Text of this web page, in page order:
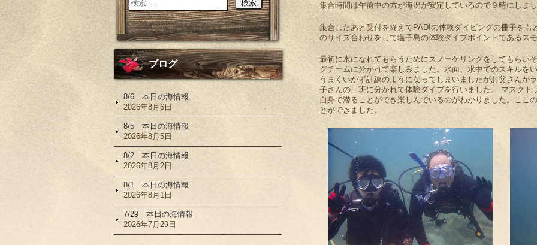
集合時間は午前中の方が海況が安定しているので９時にしま
集合したあと受付を終えてPADIの体験ダイビングの冊子を
のサイズ合わせをして塩子島の体験ダイブポイントであるス
最初に水になれてもらうためにスノーケリングをしてもらい
グチームに分かれて楽しみました。水面、水中でのスキルを
うまくいかず訓練のようになってしまいましたがお父さんが
子さんの二班に分かれて体験ダイブを行いました。 マスクト
自身で潜ることができ楽しんでいるのがわかりました。ここ
とができました。
ブログ
8/6 本日の海情報
2026年8月6日
8/5 本日の海情報
2026年8月5日
8/2 本日の海情報
2026年8月2日
8/1 本日の海情報
2026年8月1日
7/29 本日の海情報
2026年7月29日